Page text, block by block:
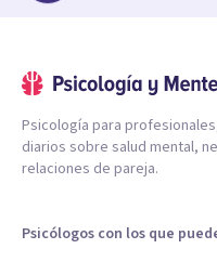
Psicología para
diarios sobre salud mental,
relaciones de pareja.
Psicólogos con los que